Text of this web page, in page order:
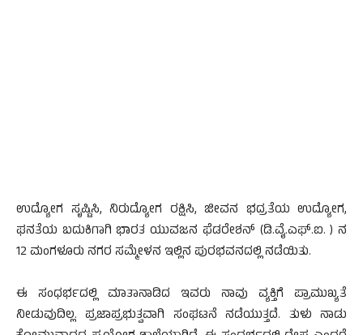
ಉದ್ಯೋಗ ಸೃಷ್ಟಿಸಿ, ನಿರುದ್ಯೋಗ ರಕ್ಷಿಸಿ, ಜೀವನ ಭದ್ರತೆಯ ಉದ್ಯೋಗ,
ಘನತೆಯ ಬದುಕಿಗಾಗಿ ಭಾರತ ಯುವಜನ ಫೆಡರೇಶನ್ (ಡಿ.ವೈ.ಎಫ್.ಐ. ) ನ
12 ಮಂಗಳೂರು ನಗರ ಸಮ್ಮೇಳನ ಇಲ್ಲಿನ ಪುರಭವನದಲ್ಲಿ ನಡೆಯಿತು.
ಈ ಸಂಧರ್ಭದಲ್ಲಿ ಮಾತಾನಾಡಿದ ಇವರು ನಾವು ವ್ಯಕ್ತಿಗೆ ಪ್ರಾಮುಖ್ಯತೆ
ನೀಡುವುದಿಲ್ಲ. ಪ್ರಜಾಪ್ರಭುತ್ವವಾಗಿ ಸಂಘಟನೆ ನಡೆಯುತ್ತದೆ. ತುಳು ನಾಡು